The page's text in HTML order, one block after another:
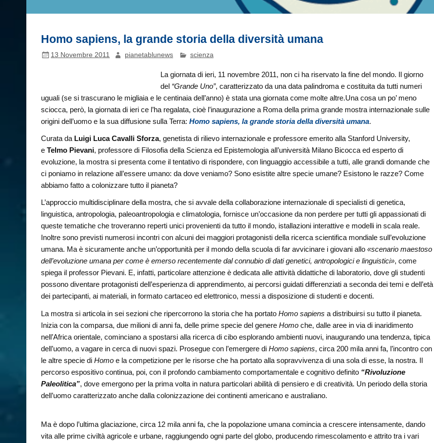
Homo sapiens, la grande storia della diversità umana
13 Novembre 2011 pianetablunews scienza
La giornata di ieri, 11 novembre 2011, non ci ha riservato la fine del mondo. Il giorno
del “Grande Uno”, caratterizzato da una data palindroma e costituita da tutti numeri
uguali (se si trascurano le migliaia e le centinaia dell’anno) è stata una giornata come molte altre.Una cosa un po’ meno
sciocca, però, la giornata di ieri ce l’ha regalata, cioè l’inaugurazione a Roma della prima grande mostra internazionale sulle
origini dell’uomo e la sua diffusione sulla Terra: Homo sapiens, la grande storia della diversità umana.
Curata da Luigi Luca Cavalli Sforza, genetista di rilievo internazionale e professore emerito alla Stanford University,
eTelmo Pievani, professore di Filosofia della Scienza ed Epistemologia all’università Milano Bicocca ed esperto di
evoluzione, la mostra si presenta come il tentativo di rispondere, con linguaggio accessibile a tutti, alle grandi domande che
ci poniamo in relazione all’essere umano: da dove veniamo? Sono esistite altre specie umane? Esistono le razze? Come
abbiamo fatto a colonizzare tutto il pianeta?
L’approccio multidisciplinare della mostra, che si avvale della collaborazione internazionale di specialisti di genetica,
linguistica, antropologia, paleoantropologia e climatologia, fornisce un’occasione da non perdere per tutti gli appassionati di
queste tematiche che troveranno reperti unici provenienti da tutto il mondo, istallazioni interattive e modelli in scala reale.
Inoltre sono previsti numerosi incontri con alcuni dei maggiori protagonisti della ricerca scientifica mondiale sull’evoluzione
umana. Ma è sicuramente anche un’opportunità per il mondo della scuola di far avvicinare i giovani allo«scenario maestoso
dell’evoluzione umana per come è emerso recentemente dal connubio di dati genetici, antropologici e linguistici», come
spiega il professor Pievani. E, infatti, particolare attenzione è dedicata alle attività didattiche di laboratorio, dove gli studenti
possono diventare protagonisti dell’esperienza di apprendimento, ai percorsi guidati differenziati a seconda dei temi e dell’età
dei partecipanti, ai materiali, in formato cartaceo ed elettronico, messi a disposizione di studenti e docenti.
La mostra si articola in sei sezioni che ripercorrono la storia che ha portato Homo sapiens a distribuirsi su tutto il pianeta.
Inizia con la comparsa, due milioni di anni fa, delle prime specie del genereHomo che, dalle aree in via di inaridimento
nell’Africa orientale, cominciano a spostarsi alla ricerca di cibo esplorando ambienti nuovi, inaugurando una tendenza, tipica
dell’uomo, a vagare in cerca di nuovi spazi. Prosegue con l’emergere diHomo sapiens, circa 200 mila anni fa, l’incontro con
le altre specie diHomo e la competizione per le risorse che ha portato alla sopravvivenza di una sola di esse, la nostra. Il
percorso espositivo continua, poi, con il profondo cambiamento comportamentale e cognitivo definito “Rivoluzione
Paleolitica”, dove emergono per la prima volta in natura particolari abilità di pensiero e di creatività. Un periodo della storia
dell’uomo caratterizzato anche dalla colonizzazione dei continenti americano e australiano.
Ma è dopo l’ultima glaciazione, circa 12 mila anni fa, che la popolazione umana comincia a crescere intensamente, dando
vita alle prime civiltà agricole e urbane, raggiungendo ogni parte del globo, producendo rimescolamento e attrito tra i vari